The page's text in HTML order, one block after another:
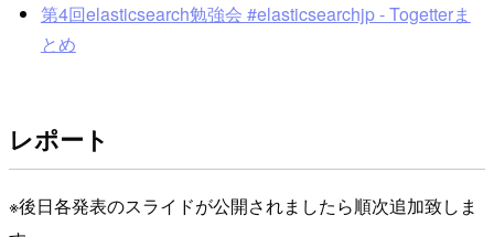
第4回elasticsearch勉強会 #elasticsearchjp - Togetterま
とめ
レポート
※後日各発表のスライドが公開されましたら順次追加致しま